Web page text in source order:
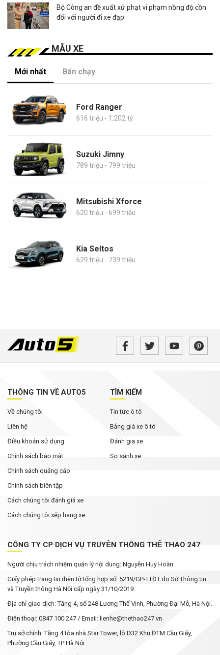
Bộ Công an đề xuất xử phạt vi phạm nồng độ cồn
đối với người đi xe đạp
MẪU XE
Mới nhất Bán chạy
Ford Ranger
616 triệu - 1,202 tỷ
Suzuki Jimny
789 triệu - 799 triệu
Mitsubishi Xforce
620 triệu - 699 triệu
Kia Seltos
629 triệu - 739 triệu
THÔNG TIN VỀ AUTO5
Về chúng tôi
Liên hệ
Điều khoản sử dụng
Chính sách bảo mật
Chính sách quảng cáo
Chính sách biên tập
Cách chúng tôi đánh giá xe
Cách chúng tôi xếp hạng xe
TÌM KIẾM
Tin tức ô tô
Bảng giá xe ô tô
Đánh gia xe
So sánh xe
CÔNG TY CP DỊCH VỤ TRUYỀN THÔNG THỂ THAO 247
Người chịu trách nhiệm quản lý nội dung: Nguyễn Huy Hoàn.
Giấy phép trang tin điện tử tổng hợp số: 5219/GP-TTĐT do Sở Thông tin
và Truyền thông Hà Nội cấp ngày 31/10/2019.
Địa chỉ giao dịch: Tầng 4, số 248 Lương Thế Vinh, Phường Đại Mỗ, Hà Nội.
Điện thoại: 0847 100 247 / Email: lienhe@thethao247.vn
Trụ sở chính: Tầng 4 tòa nhà Star Tower, lô D32 Khu ĐTM Cầu Giấy,
Phường Cầu Giấy, TP Hà Nội